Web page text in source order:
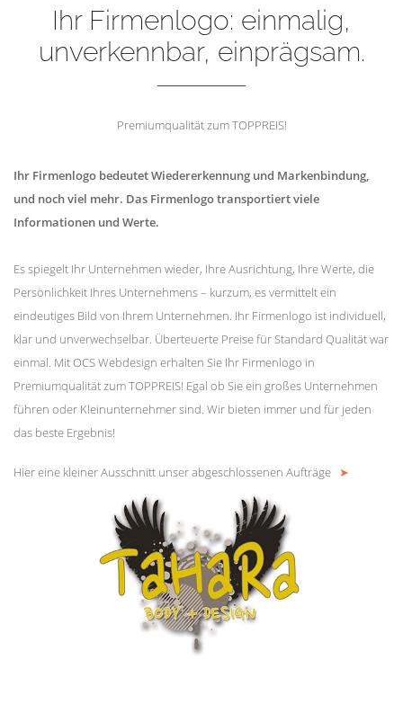
Ihr Firmenlogo: einmalig,
unverkennbar, einprägsam.
Premiumqualität zum TOPPREIS!
Ihr Firmenlogo bedeutet Wiedererkennung und Markenbindung,
und noch viel mehr. Das Firmenlogo transportiert viele
Informationen und Werte.
Es spiegelt Ihr Unternehmen wieder, Ihre Ausrichtung, Ihre Werte, die
Persönlichkeit Ihres Unternehmens – kurzum, es vermittelt ein
eindeutiges Bild von Ihrem Unternehmen. Ihr Firmenlogo ist individuell,
klar und unverwechselbar. Überteuerte Preise für Standard Qualität war
einmal. Mit OCS Webdesign erhalten Sie Ihr Firmenlogo in
Premiumqualität zum TOPPREIS! Egal ob Sie ein großes Unternehmen
führen oder Kleinunternehmer sind. Wir bieten immer und für jeden
das beste Ergebnis!
Hier eine kleiner Ausschnitt unser abgeschlossenen Aufträge ➤